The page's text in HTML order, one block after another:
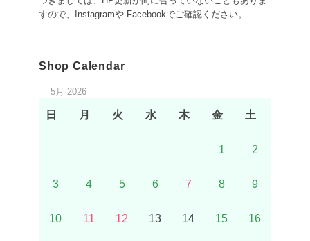
すので、Instagramや Facebookでご確認ください。
Shop Calendar
5月 2026
日 月 火 水 木 金 土
1 2
3 4 5 6 7 8 9
10 11 12 13 14 15 16